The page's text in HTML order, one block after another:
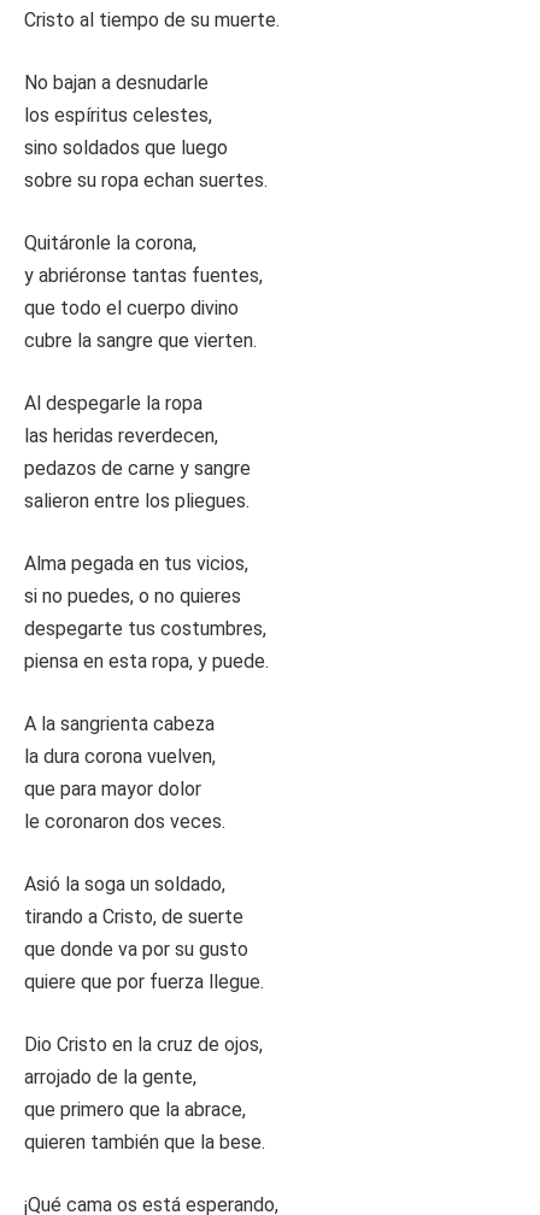
Cristo al tiempo de su muerte.
No bajan a desnudarle
los espíritus celestes,
sino soldados que luego
sobre su ropa echan suertes.
Quitáronle la corona,
y abriéronse tantas fuentes,
que todo el cuerpo divino
cubre la sangre que vierten.
Al despegarle la ropa
las heridas reverdecen,
pedazos de carne y sangre
salieron entre los pliegues.
Alma pegada en tus vicios,
si no puedes, o no quieres
despegarte tus costumbres,
piensa en esta ropa, y puede.
A la sangrienta cabeza
la dura corona vuelven,
que para mayor dolor
le coronaron dos veces.
Asió la soga un soldado,
tirando a Cristo, de suerte
que donde va por su gusto
quiere que por fuerza llegue.
Dio Cristo en la cruz de ojos,
arrojado de la gente,
que primero que la abrace,
quieren también que la bese.
¡Qué cama os está esperando,